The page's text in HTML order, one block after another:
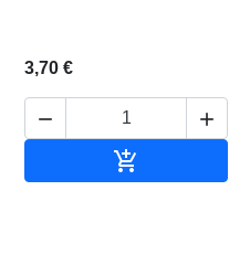
3,70 €
 
